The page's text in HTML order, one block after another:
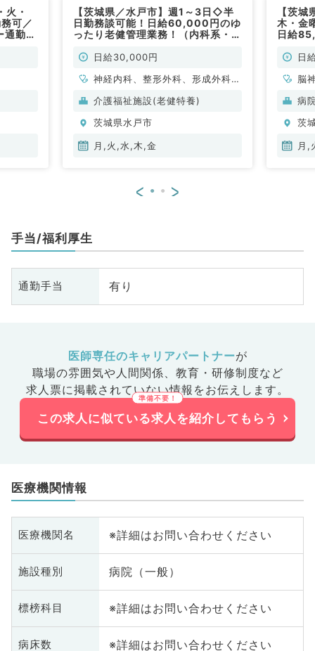
火・
可／
通勤
【茨城県／水戸市】週1～3日◇半
日勤務談可能！日給60,000円のゆ
ったり老健管理業務！（内科系・外
日給30,000円
神経内科、整形外科、形成外科、
脳神経外科、呼吸器外科、心臓血
環器内科、呼吸器内科、消化器内
科、内分泌・代謝内科、腎臓内
腺外科、膠原病科、大腸・肛門外
介護福祉施設(老健特養)
茨城県水戸市
月,火,水,木,金
【茨
木・金
日給
内）日
脳
病
茨
月,
< >
手当/福利厚生
通勤手当 有り
医師専任のキャリアパートナーが
職場の雰囲気や人間関係、 教育・研修制度など
求人票に掲載されていない情報をお伝えします。
この求人に似ている求人を紹介してもらう
医療機関情報
医療機関名 ※詳細はお問い合わせください
施設種別 病院（一般）
標榜科目 ※詳細はお問い合わせください
病床数 ※詳細はお問い合わせください